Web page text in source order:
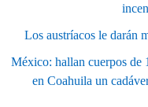
Los austríacos le darán
México: hallan cuerpos de
en Coahuila un